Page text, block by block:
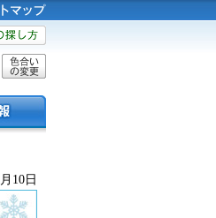
色合い
10日